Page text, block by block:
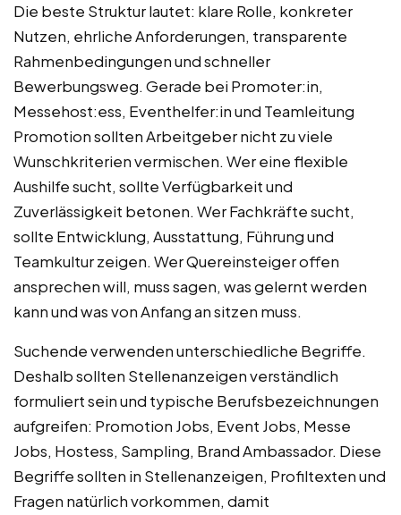
Die beste Struktur lautet: klare Rolle, konkreter
Nutzen, ehrliche Anforderungen, transparente
Rahmenbedingungen und schneller
Bewerbungsweg. Gerade bei Promoter:in,
Messehost:ess, Eventhelfer:in und Teamleitung
Promotion sollten Arbeitgeber nicht zu viele
Wunschkriterien vermischen. Wer eine flexible
Aushilfe sucht, sollte Verfügbarkeit und
Zuverlässigkeit betonen. Wer Fachkräfte sucht,
sollte Entwicklung, Ausstattung, Führung und
Teamkultur zeigen. Wer Quereinsteiger offen
ansprechen will, muss sagen, was gelernt werden
kann und was von Anfang an sitzen muss.
Suchende verwenden unterschiedliche Begriffe.
Deshalb sollten Stellenanzeigen verständlich
formuliert sein und typische Berufsbezeichnungen
aufgreifen: Promotion Jobs, Event Jobs, Messe
Jobs, Hostess, Sampling, Brand Ambassador. Diese
Begriffe sollten in Stellenanzeigen, Profiltexten und
Fragen natürlich vorkommen, damit